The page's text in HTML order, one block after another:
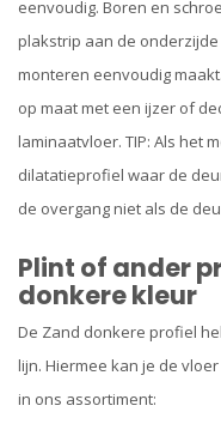
eenvoudig. Boren en
plakstrip aan de
monteren eenvoudig
op maat met een ijzer of
laminaatvloer. TIP: Als het
dilatatieprofiel waar de
de overgang niet als de
Plint of ander
donkere kleur
De Zand donkere profiel
lijn. Hiermee kan je de
in ons assortiment: